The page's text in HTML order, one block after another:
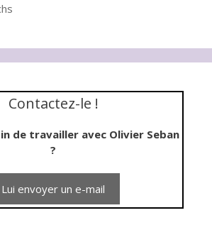
Contactez-le !
de travailler avec Olivier Seban
?